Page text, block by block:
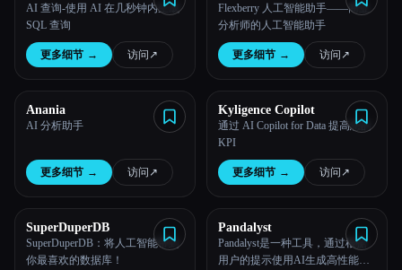
AI 查询-使用 AI 在几秒钟内生成
SQL 查询
更多细节 → 访问 ↗︎
Flexberry 人工智能助手——商业
分析师的人工智能助手
更多细节 → 访问 ↗︎
Anania
AI 分析助手
更多细节 → 访问 ↗︎
Kyligence Copilot
通过 AI Copilot for Data 提高您的
KPI
更多细节 → 访问 ↗︎
SuperDuperDB
SuperDuperDB：将人工智能带到
你最喜欢的数据库！
Pandalyst
Pandalyst是一种工具，通过根据
用户的提示使用AI生成高性能的